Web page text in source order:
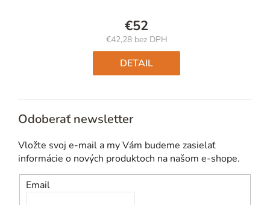
€52
€42,28 bez DPH
Jednotková
cena:
DETAIL
Odoberať newsletter
Vložte svoj e-mail a my Vám budeme zasielať
informácie o nových produktoch na našom e-shope.
Email